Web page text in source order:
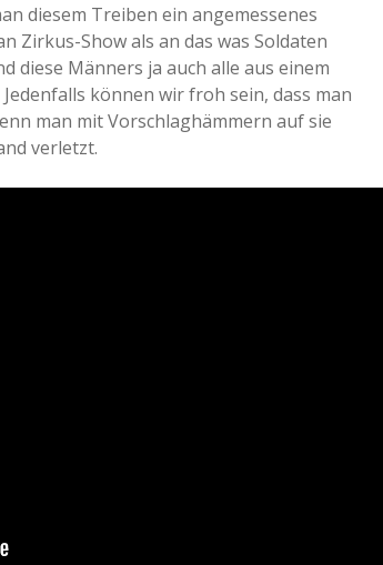
diesem Treiben ein angemessenes
Zirkus-Show als an das was Soldaten
diese Männers ja auch alle aus einem
können wir froh sein, dass man
man mit Vorschlaghämmern auf sie
verletzt.